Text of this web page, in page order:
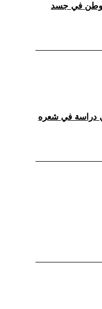
وطن في جسد
دراسة في شعره